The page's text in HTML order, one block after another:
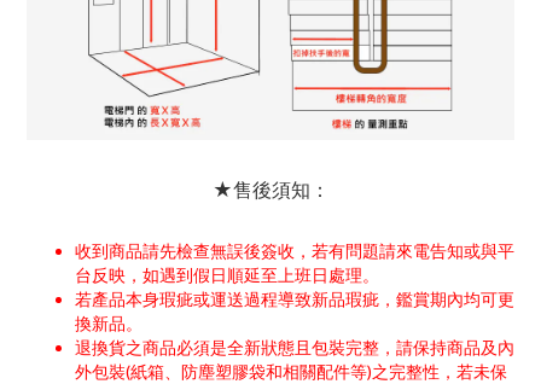
★售後須知：
收到商品請先檢查無誤後簽收，若有問題請來電告知或與平
台反映，如遇到假日順延至上班日處理。
若產品本身瑕疵或運送過程導致新品瑕疵，鑑賞期內均可更
換新品。
退換貨之商品必須是全新狀態且包裝完整，請保持商品及內
外包裝(紙箱、防塵塑膠袋和相關配件等)之完整性，若未保